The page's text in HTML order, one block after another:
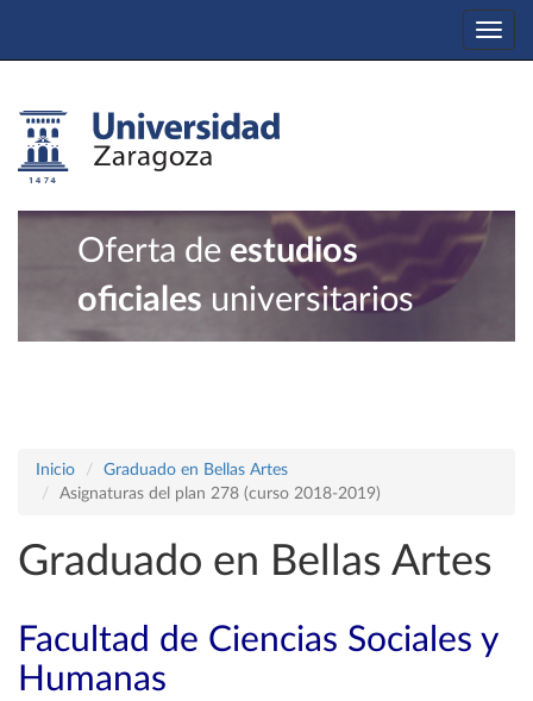
Oferta de estudios
oficiales universitarios
Inicio
Graduado en Bellas Artes
Asignaturas del plan 278 (curso 2018-2019)
Graduado en Bellas Artes
Facultad de Ciencias Sociales y
Humanas